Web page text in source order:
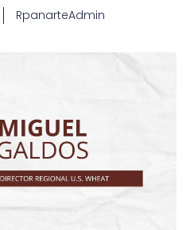
RpanarteAdmin